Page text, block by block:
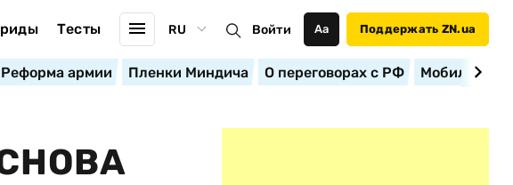
Тесты RU Войти Аа Поддержать ZN.ua
Реформа армии Пленки Миндича О переговорах с РФ